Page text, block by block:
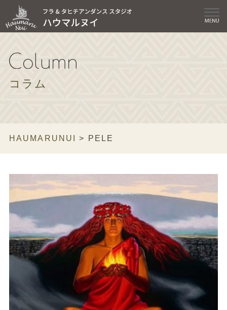
コラム
HAUMARUNUI > PELE